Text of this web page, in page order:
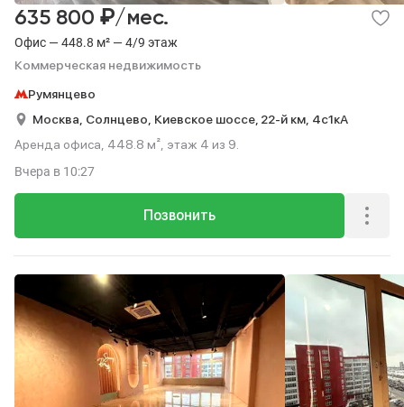
Офис — 448.8 м² — 4/9 этаж
Коммерческая недвижимость
635 800 ₽/мес.
Румянцево
Москва, Солнцево, Киевское шоссе, 22-й км, 4с1кА
Аренда офиса, 448.8 м², этаж 4 из 9.
Позвонить
Вчера в 10:27